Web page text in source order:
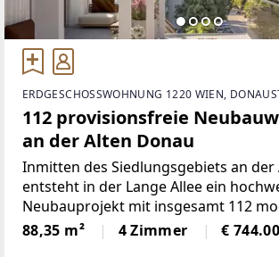
ERDGESCHOSSWOHNUNG 1220 WIEN,
112 provisionsfreie
an der Alten Donau
Inmitten des Siedlungsgebiets an der
entsteht in der Lange Allee ein
Neubauprojekt mit insgesamt 112
Eigentumswohnungen, wovon drei
Wohnungen geplant sind. Der
88,35 m² 4 Zimmer €